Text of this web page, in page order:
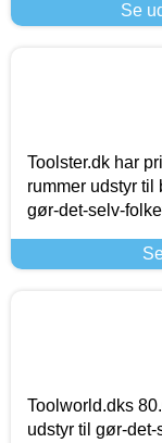
Se
Toolster.dk har
rummer udstyr
gør-det-selv-
Toolworld.dks
udstyr til gør-